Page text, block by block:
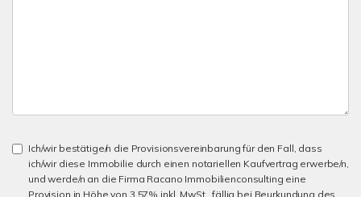
Ich/wir bestätige/n die Provisionsvereinbarung für den Fall, dass
ich/wir diese Immobilie durch einen notariellen Kaufvertrag erwerbe/n,
und werde/n an die Firma Racano Immobilienconsulting eine
Provision in Höhe von 3,57% inkl. MwSt., fällig bei Beurkundung des